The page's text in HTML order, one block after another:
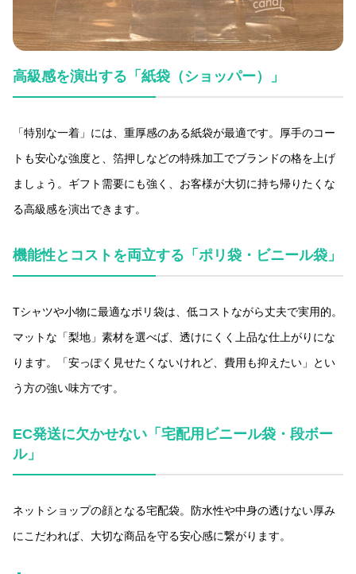
高級感を演出する「紙袋（ショッパー）」
「特別な一着」には、重厚感のある紙袋が最適です。厚手のコー
トも安心な強度と、箔押しなどの特殊加工でブランドの格を上げ
ましょう。ギフト需要にも強く、お客様が大切に持ち帰りたくな
る高級感を演出できます。
機能性とコストを両立する「ポリ袋・ビニール袋」
Tシャツや小物に最適なポリ袋は、低コストながら丈夫で実用的。
マットな「梨地」素材を選べば、透けにくく上品な仕上がりにな
ります。「安っぽく見せたくないけれど、費用も抑えたい」とい
う方の強い味方です。
EC発送に欠かせない「宅配用ビニール袋・段ボー
ル」
ネットショップの顔となる宅配袋。防水性や中身の透けない厚み
にこだわれば、大切な商品を守る安心感に繋がります。